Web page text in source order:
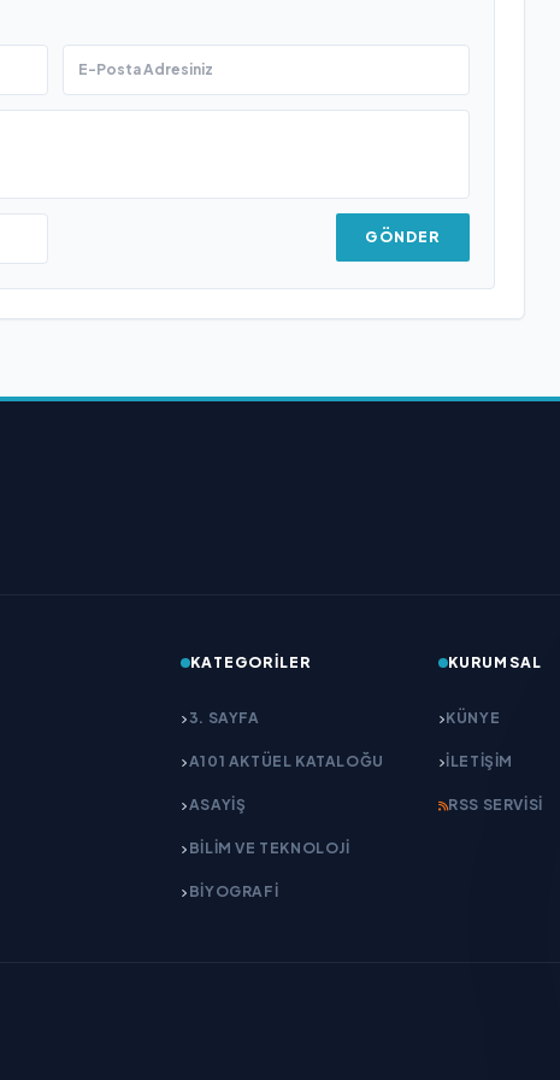
GÖNDER
KATEGORILER
3. SAYFA
A101 AKTÜEL KATALOĞU
ASAYİŞ
BİLİM VE TEKNOLOJİ
BİYOGRAFİ
KURUMSAL
KÜNYE
İLETIŞIM
RSS SERVISI